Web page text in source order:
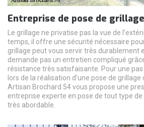
Entreprise de pose de grillage
Le grillage ne privatise pas la vue de
temps, il offre une sécurité nécessaire
grillage peut vous servir très durablement
demande pas un entretien compliqué
résistance très satisfaisante. Pour une
lors de la réalisation d’une pose de
Artisan Brochard 54 vous propose une
entreprise experte en pose de tout type
très abordable.